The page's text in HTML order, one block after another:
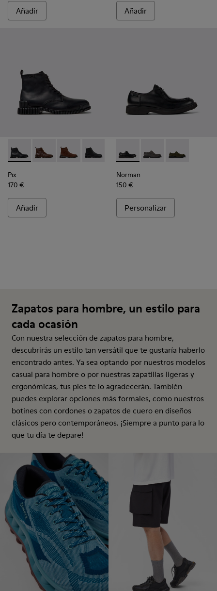
Añadir Añadir
Pix - K300542-004 - Botines de piel negros para hombre.
Pix - K300542-005
Pix - K300542-003
Pix - K300542-001
Pix
170 €
Añadir
Norman - K100999-001 -
Norman - K100999-
Norman -
Norman
150 €
Personalizar
Zapatos para hombre, un estilo para
cada ocasión
Con nuestra selección de zapatos para hombre,
descubrirás un estilo tan versátil que te gustaría haberlo
encontrado antes. Ya sea optando por nuestros modelos
casual para hombre o por nuestras zapatillas ligeras y
ergonómicas, tus pies te lo agradecerán. También
puedes explorar opciones más formales, como nuestros
botines con cordones o zapatos de cuero en diseños
clásicos pero contemporáneos. ¡Siempre a punto para lo
que tu día te depare!